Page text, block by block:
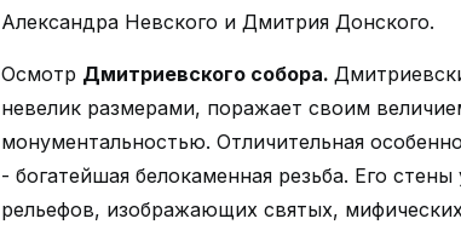
Александра Невского и Дмитрия Донского.
Осмотр Дмитриевского собора.
невелик размерами, поражает своим
монументальностью. Отличительная
- богатейшая белокаменная резьба. Его
рельефов, изображающих святых,